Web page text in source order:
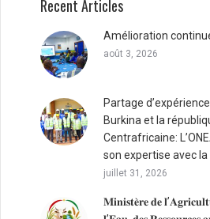
Recent Articles
Amélioration
août 3, 2026
Partage
Burkina et la
Centrafricaine:
son expertise avec la
juillet 31, 2026
𝐌𝐢𝐧𝐢𝐬𝐭𝐞̀𝐫𝐞 𝐝𝐞